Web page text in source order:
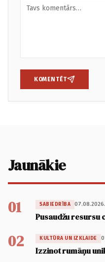
KOMENTĒT
Jaunākie
01 SABIEDRĪBA 07.08.2026.
Pusaudžu resursu
02 KULTŪRA UN IZKLAIDE
Izzinot rumāņu